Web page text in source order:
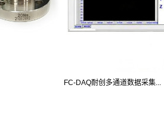
FC-DAQ耐创多通道数据采集...